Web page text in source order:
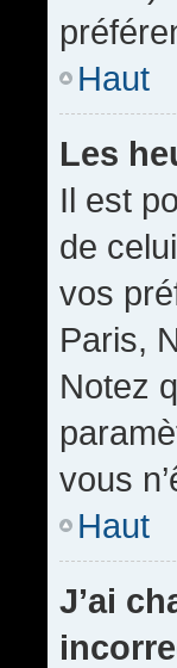
Haut
Les
Il est
de
vos
Paris,
Notez
vous
Haut
J’ai